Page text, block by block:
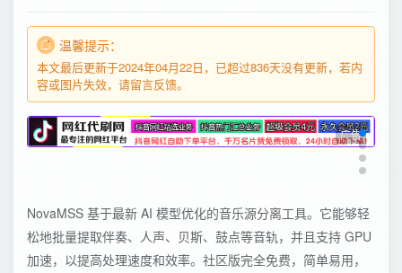
温馨提示：
本文最后更新于2024年04月22日，已超过836天没有更新，若内
容或图片失效，请留言反馈。
广告
NovaMSS 基于最新 AI 模型优化的音乐源分离工具。它能够轻
松地批量提取伴奏、人声、贝斯、鼓点等音轨，并且支持 GPU
加速，以提高处理速度和效率。社区版完全免费，简单易用，